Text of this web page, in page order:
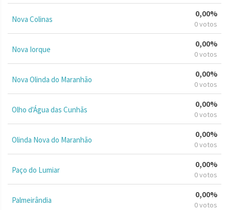
Nova Colinas
0,00%
0 votos
Nova Iorque
0,00%
0 votos
Nova Olinda do Maranhão
0,00%
0 votos
Olho d'Água das Cunhãs
0,00%
0 votos
Olinda Nova do Maranhão
0,00%
0 votos
Paço do Lumiar
0,00%
0 votos
Palmeirândia
0,00%
0 votos